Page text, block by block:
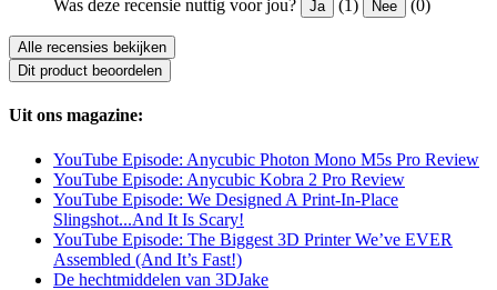
Was deze recensie nuttig voor jou? Ja (1) Nee (0)
Alle recensies bekijken
Dit product beoordelen
Uit ons magazine:
YouTube Episode: Anycubic Photon Mono M5s Pro Review
YouTube Episode: Anycubic Kobra 2 Pro Review
YouTube Episode: We Designed A Print-In-Place
Slingshot...And It Is Scary!
YouTube Episode: The Biggest 3D Printer We’ve EVER
Assembled (And It’s Fast!)
De hechtmiddelen van 3DJake